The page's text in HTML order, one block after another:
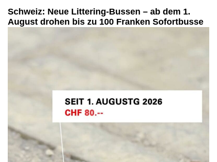
Schweiz: Neue Littering-Bussen – ab dem 1.
August drohen bis zu 100 Franken Sofortbusse